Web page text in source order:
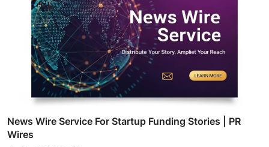
News Wire Service For Startup Funding Stories | PR
Wires